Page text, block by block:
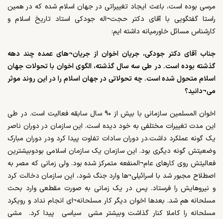
مرسی بوده است، باعث ایجاد تغییراتی در جهان اسلام شده که در همین
راستا گفتگویی با آقای دکتر حجت¬اله جودکی استاد تاریخ اسلام و
کارشناس مسائل خاورمیانه داشته ایم:
جناب آقای دکتر جودکی، جریان اخوان از جریان¬های عمده چند دهه
گذشته بوده است. در طی سه سال گذشته، الگوی اخوان با تحولات جهان
اسلام متحول شده است. چه تحولاتی در جهان اسلام را در این روند موثر
می¬دانید؟
اخوان المسلمین سازمانی با بیش از ۹۰ سال سابقه فعالیت است. در طی
این مدت تغییرات مختلفی به خود دیده است. این سازمان در دوران ناصر
یک گونه عملکرد داشت.در دوران سادات تفاوت پیدا کرد ودر دوران مبارک
وضعیتش گونه دیگری بود. این سازمان یک سازمان اسلامی بودوبیشترین
فعالیتش روی کارهای عام¬المنفعه متمرکز شده بود. ولی زمانی که مصر به
اصطلاح مجبور شد با اسرائیلی¬ها وارد جنگ شود، این سازمان دخالت کرد
و نیروهایش را فرستاد. پس در یک زمانی به صورت مقطعی وارد بحث
مسلحانه هم شد. بعدها اخوان دیگر کار مسلحانه¬ای انجام نداد و رویکرد
مسلحانه را کاملا کنار گذاشت وبیشتر مشی سیاسی پیدا کرد. مشی